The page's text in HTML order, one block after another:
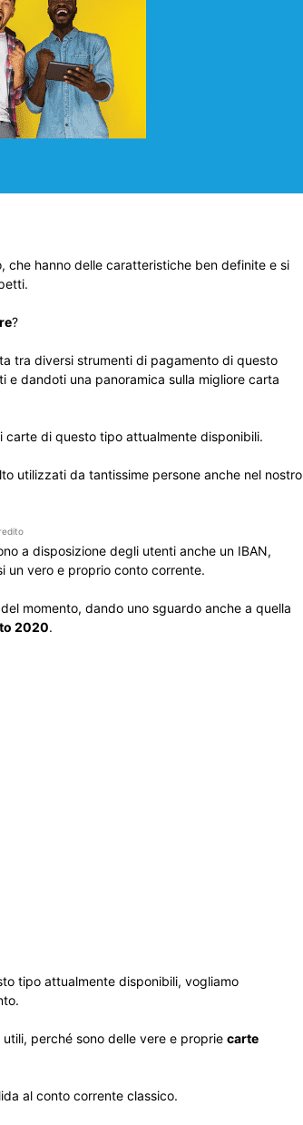
che hanno delle caratteristiche ben definite e si
?
tra diversi strumenti di pagamento di questo
dandoti una panoramica sulla migliore carta
carte di questo tipo attualmente disponibili.
utilizzati da tantissime persone anche nel nostro
a disposizione degli utenti anche un IBAN,
un vero e proprio conto corrente.
momento, dando uno sguardo anche a quella
2020.
tipo attualmente disponibili, vogliamo
perché sono delle vere e proprie carte
al conto corrente classico.